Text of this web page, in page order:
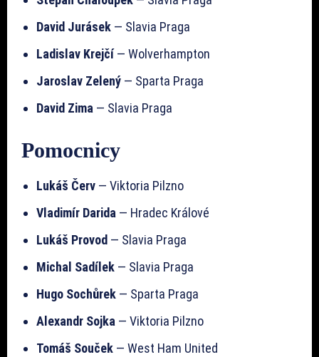
David Jurásek — Slavia Praga
Ladislav Krejčí— Wolverhampton
Jaroslav Zelený — Sparta Praga
David Zima — Slavia Praga
Pomocnicy
Lukáš Červ — Viktoria Pilzno
Vladimír Darida — Hradec Králové
Lukáš Provod — Slavia Praga
Michal Sadílek — Slavia Praga
Hugo Sochůrek — Sparta Praga
Alexandr Sojka — Viktoria Pilzno
Tomáš Souček — West Ham United